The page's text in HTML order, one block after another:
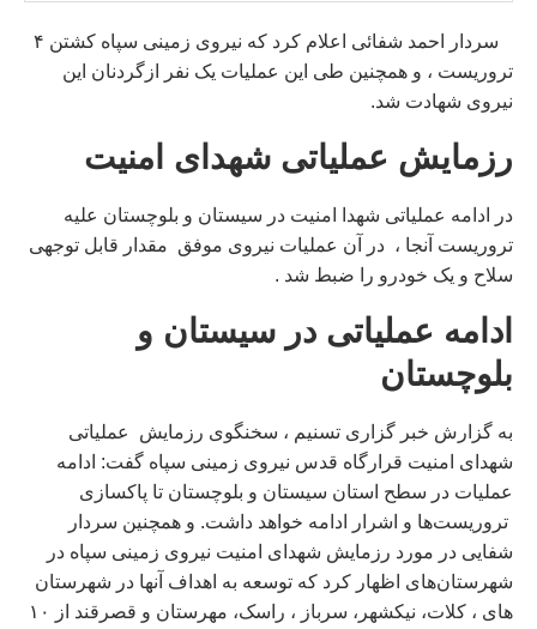
سردار احمد شفائی اعلام کرد که نیروی زمینی سپاه کشتن ۴
تروریست ، و همچنین طی این عملیات یک نفر ازگردنان این
نیروی شهادت شد.
رزمایش عملیاتی شهدای امنیت
در ادامه عملیاتی شهدا امنیت در سیستان و بلوچستان علیه
تروریست آنجا ، در آن عملیات نیروی موفق مقدار قابل توجهی
سلاح و یک خودرو را ضبط شد .
ادامه عملياتى در سيستان و
بلوچستان
به گزارش خبر گزاری تسنیم ، سخنگوی رزمایش عملیاتی
شهدای امنیت قرارگاه قدس نیروی زمینی سپاه گفت: ادامه
عملیات در سطح استان سیستان و بلوچستان تا پاکسازی
تروریست‌ها و اشرار ادامه خواهد داشت. و همچنین سردار
شفایی در مورد رزمایش شهدای امنیت نیروی زمینی سپاه در
شهرستان‌های اظهار کرد که توسعه به اهداف آنها در شهرستان
های ، کلات، نیکشهر، سرباز ، راسک، مهرستان و قصرقند از ۱۰